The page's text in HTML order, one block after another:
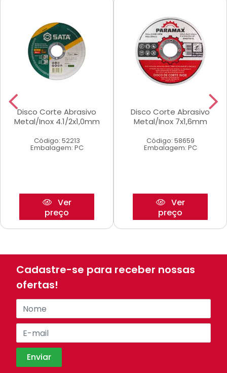
Disco Corte Abrasivo
Metal/Inox 4.1/2x1,0mm
Código: 52213
Embalagem: PC
Ver
preço
Disco Corte Abrasivo
Metal/Inox 7x1,6mm
Código: 58659
Embalagem: PC
Ver
preço
Cadastre-se para receber nossas
ofertas!